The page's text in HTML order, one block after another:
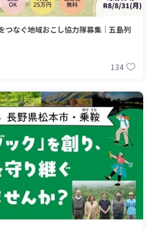
つなぐ地域おこし協力隊募集｜五島列
134